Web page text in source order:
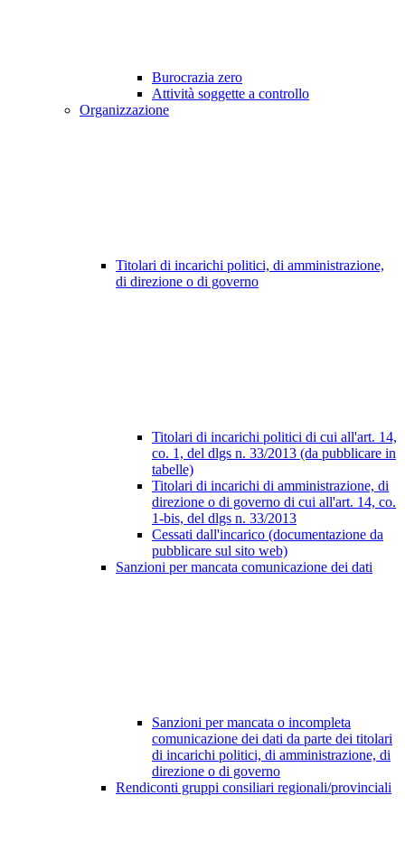
Burocrazia zero
Attività soggette a controllo
Organizzazione
Titolari di incarichi politici, di amministrazione,
di direzione o di governo
Titolari di incarichi politici di cui all'art. 14,
co. 1, del dlgs n. 33/2013 (da pubblicare in
tabelle)
Titolari di incarichi di amministrazione, di
direzione o di governo di cui all'art. 14, co.
1-bis, del dlgs n. 33/2013
Cessati dall'incarico (documentazione da
pubblicare sul sito web)
Sanzioni per mancata comunicazione dei dati
Sanzioni per mancata o incompleta
comunicazione dei dati da parte dei titolari
di incarichi politici, di amministrazione, di
direzione o di governo
Rendiconti gruppi consiliari regionali/provinciali